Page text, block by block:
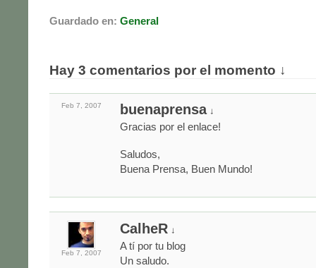
Guardado en: General
Hay 3 comentarios por el momento ↓
Feb 7, 2007 buenaprensa↓
Gracias por el enlace!
Saludos,
Buena Prensa, Buen Mundo!
Feb 7, 2007
CalheR ↓
A tí por tu blog
Un saludo.